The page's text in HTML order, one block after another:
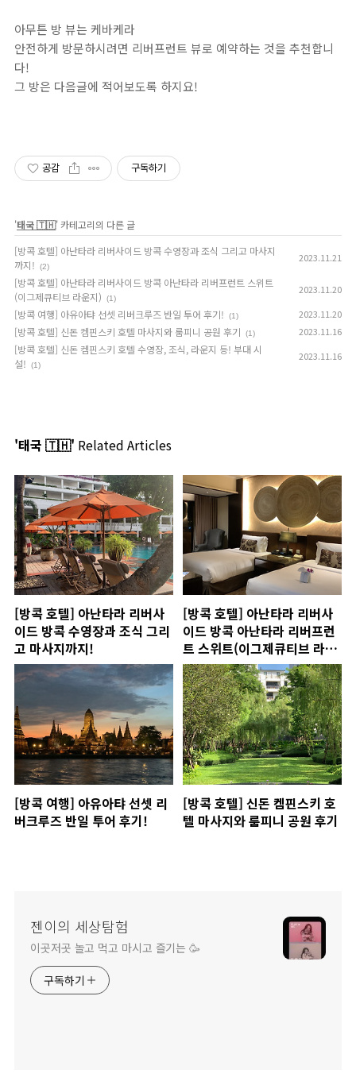
아무튼 방 뷰는 케바케라
안전하게 방문하시려면 리버프런트 뷰로 예약하는 것을 추천합니
다!
그 방은 다음글에 적어보도록 하지요!
공감 구독하기
'태국 🇹🇭' 카테고리의 다른 글
[방콕 호텔] 아난타라 리버사이드 방콕 수영장과 조식 그리고 마사지
까지!
(2)
2023.11.21
[방콕 호텔] 아난타라 리버사이드 방콕 아난타라 리버프런트 스위트
(이그제큐티브 라운지)
(1)
2023.11.20
[방콕 여행] 아유아탸 선셋 리버크루즈 반일 투어 후기! (1) 2023.11.20
[방콕 호텔] 신돈 켐핀스키 호텔 마사지와 룸피니 공원 후기 (1) 2023.11.16
[방콕 호텔] 신돈 켐핀스키 호텔 수영장, 조식, 라운지 등! 부대 시
설!
(1)
2023.11.16
'태국 🇹🇭' Related Articles
[방콕 호텔] 아난타라 리버사
이드 방콕 수영장과 조식 그리
고 마사지까지!
[방콕 호텔] 아난타라 리버사
이드 방콕 아난타라 리버프런
트 스위트(이그제큐티브 라운
지)
[방콕 여행] 아유아탸 선셋 리
버크루즈 반일 투어 후기!
[방콕 호텔] 신돈 켐핀스키 호
텔 마사지와 룸피니 공원 후기
젠이의 세상탐험
이곳저곳 놀고 먹고 마시고 즐기는 🥳
구독하기